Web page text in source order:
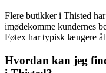
Flere butikker i Thisted
imødekomme kundernes
Føtex har typisk længere
Hvordan kan jeg